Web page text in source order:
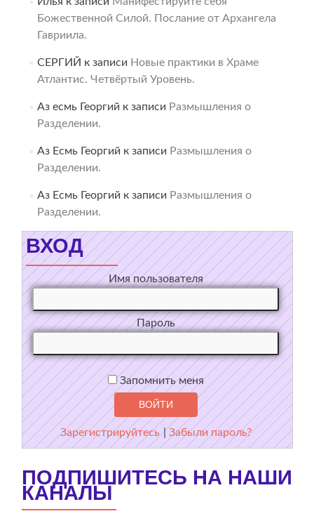
Божественной Силой. Послание от Архангела
Гавриила.
СЕРГИЙ к записи Новые практики в Храме
Атлантис. Четвёртый Уровень.
Аз есмь Георгий к записи Размышления о
Разделении.
Аз Есмь Георгий к записи Размышления о
Разделении.
Аз Есмь Георгий к записи Размышления о
Разделении.
ВХОД
Имя пользователя
Пароль
Запомнить меня
Зарегистрируйтесь |Забыли пароль?
ПОДПИШИТЕСЬ НА НАШИ
КАНАЛЫ